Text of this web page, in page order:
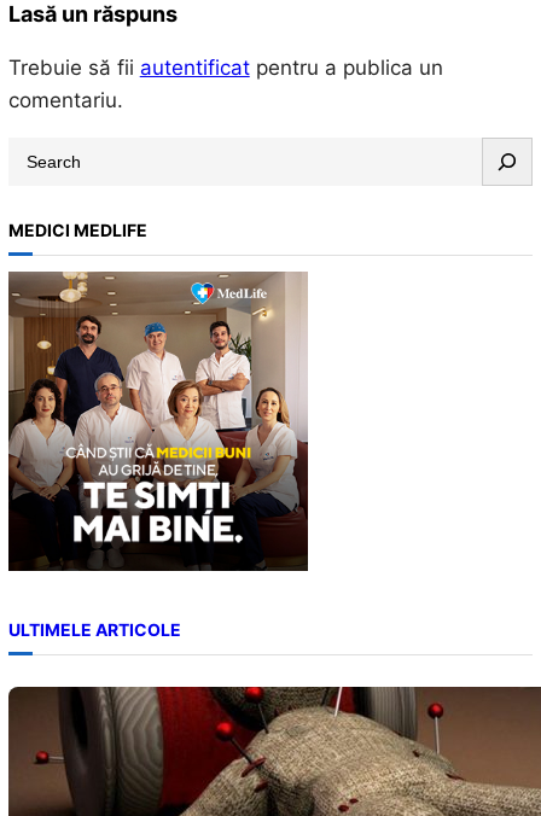
Lasă un răspuns
Trebuie să fii autentificatpentru a publica un
comentariu.
a
r
c
h
MEDICI MEDLIFE
ULTIMELE ARTICOLE